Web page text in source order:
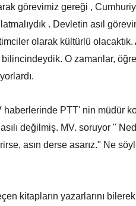
görevimiz gereği ,
. Devletin asıl
olarak kültürlü
bilincindeydik. O zamanlar,
haberlerinde PTT' nin müdür
değilmiş. MV. soruyor "
asın derse asarız." Ne
kitapların yazarlarını